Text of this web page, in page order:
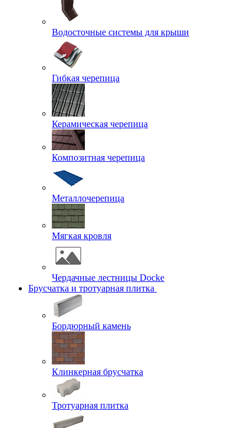
Водосточные системы для крыши
Гибкая черепица
Керамическая черепица
Композитная черепица
Металлочерепица
Мягкая кровля
Чердачные лестницы Docke
Брусчатка и тротуарная плитка
Бордюрный камень
Клинкерная брусчатка
Тротуарная плитка